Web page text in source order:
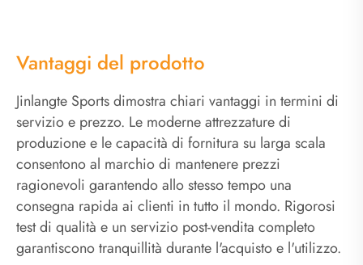
Vantaggi del prodotto
Jinlangte Sports dimostra chiari vantaggi in termini di
servizio e prezzo. Le moderne attrezzature di
produzione e le capacità di fornitura su larga scala
consentono al marchio di mantenere prezzi
ragionevoli garantendo allo stesso tempo una
consegna rapida ai clienti in tutto il mondo. Rigorosi
test di qualità e un servizio post-vendita completo
garantiscono tranquillità durante l'acquisto e l'utilizzo.